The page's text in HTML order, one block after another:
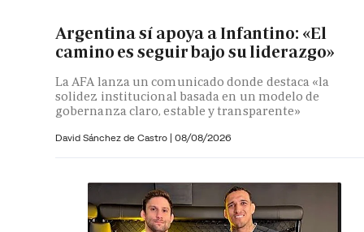
Argentina sí apoya a Infantino: «El
camino es seguir bajo su liderazgo»
La AFA lanza un comunicado donde destaca «la
solidez institucional basada en un modelo de
gobernanza claro, estable y transparente»
David Sánchez de Castro | 08/08/2026